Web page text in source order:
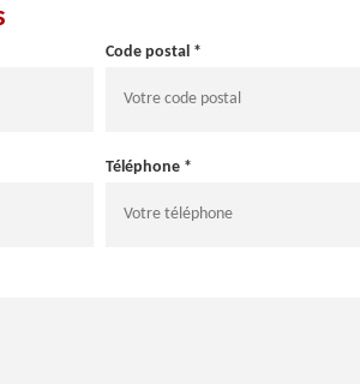
Code postal *
Téléphone *